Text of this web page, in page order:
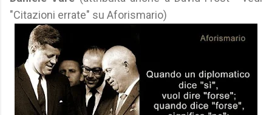
"Citazioni errate" su Aforismario)